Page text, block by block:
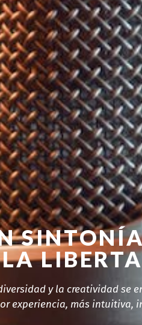
y la creatividad se
experiencia, más intuitiva,